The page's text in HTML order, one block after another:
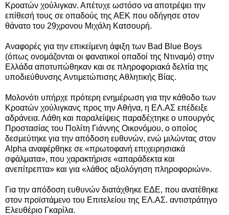
Κροατών χούλιγκαν. Απέτυχε ωστόσο να αποτρέψει την
επίθεσή τους σε οπαδούς της ΑΕΚ που οδήγησε στον
θάνατο του 29χρονου Μιχάλη Κατσουρή.
Αναφορές για την επικείμενη άφιξη των Bad Blue Boys
(όπως ονομάζονται οι φανατικοί οπαδοί της Ντιναμό) στην
Ελλάδα αποτυπώθηκαν και σε πληροφοριακά δελτία της
υποδιεύθυνσης Αντιμετώπισης Αθλητικής Βίας.
Μολονότι υπήρχε πρότερη ενημέρωση για την κάθοδο των
Κροατών χούλιγκανς προς την Αθήνα, η ΕΛ.ΑΣ επέδειξε
αδράνεια. Λάθη και παραλείψεις παραδέχτηκε ο υπουργός
Προστασίας του Πολίτη Γιάννης Οικονόμου, ο οποίος
δεσμεύτηκε για την απόδοση ευθυνών, ενώ μιλώντας στον
Alpha αναφέρθηκε σε «πρωτοφανή επιχειρησιακά
σφάλματα», που χαρακτήρισε «απαράδεκτα και
ανεπίτρεπτα» και για «λάθος αξιολόγηση πληροφοριών».
Για την απόδοση ευθυνών διατάχθηκε ΕΔΕ, που ανατέθηκε
στον προϊστάμενο του Επιτελείου της ΕΛ.ΑΣ. αντιστράτηγο
Ελευθέριο Γκαρίλα.